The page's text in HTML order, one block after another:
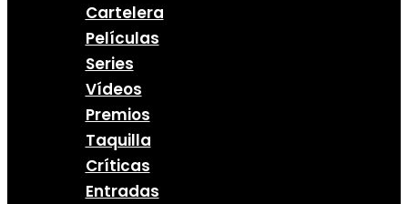
Cartelera
Películas
Series
Vídeos
Premios
Taquilla
Críticas
Entradas